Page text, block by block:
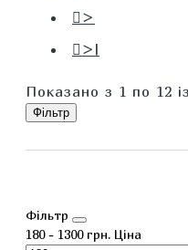
>
>|
Показано з 1 по 12
Фільтр
Фільтр
180- 1300грн. Ціна